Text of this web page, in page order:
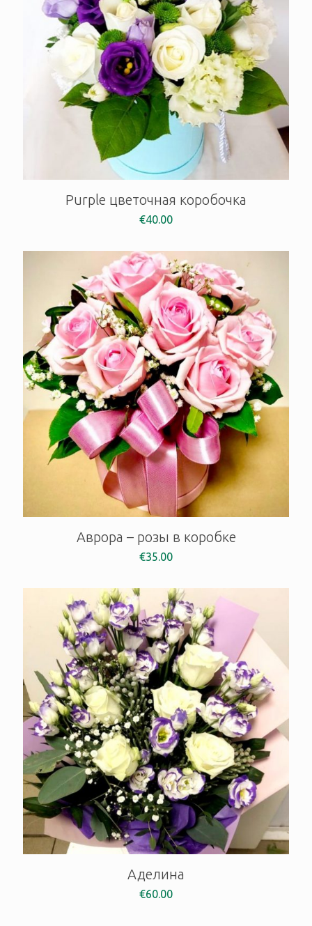
Purple цветочная коробочка
€40.00
Аврора – розы в коробке
€35.00
Аделина
€60.00